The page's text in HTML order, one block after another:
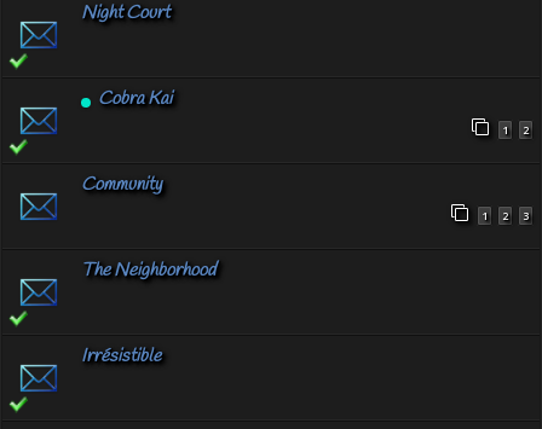
Night Court
Cobra Kai
1 2
Community
1 2 3
The Neighborhood
Irrésistible